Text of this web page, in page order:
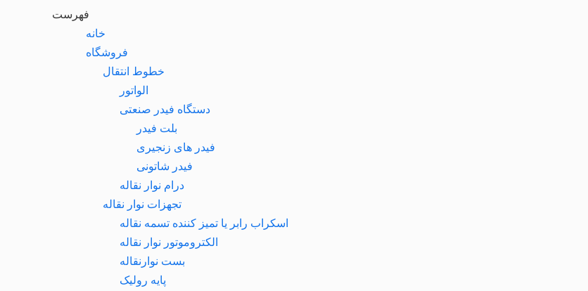
فهرست
خانه
فروشگاه
خطوط انتقال
الواتور
دستگاه فیدر صنعتی
بلت فیدر
فیدر های زنجیری
فیدر شاتونی
درام نوار نقاله
تجهزات نوار نقاله
اسکراب رابر یا تمیز کننده تسمه نقاله
الکتروموتور نوار نقاله
بست نوارنقاله
پایه رولیک